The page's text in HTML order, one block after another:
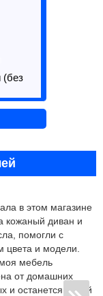
в этом магазине
кожаный диван и
помогли с
цвета и модели.
мебель
от домашних
и останется новой